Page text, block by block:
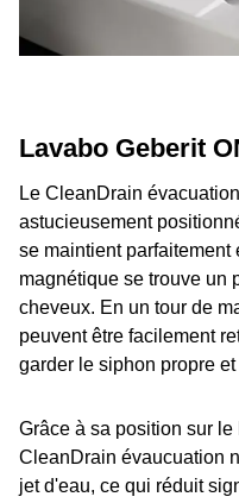
Lavabo Geberit
Le CleanDrain
astucieusement
se maintient
magnétique se trouve un
cheveux. En un tour de
peuvent être facilement
garder le siphon propre
Grâce à sa position sur
CleanDrain évaucuation
jet d'eau, ce qui réduit